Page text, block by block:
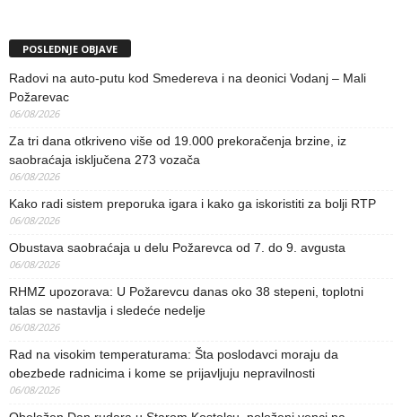
POSLEDNJE OBJAVE
Radovi na auto-putu kod Smedereva i na deonici Vodanj – Mali
Požarevac
06/08/2026
Za tri dana otkriveno više od 19.000 prekoračenja brzine, iz
saobraćaja isključena 273 vozača
06/08/2026
Kako radi sistem preporuka igara i kako ga iskoristiti za bolji RTP
06/08/2026
Obustava saobraćaja u delu Požarevca od 7. do 9. avgusta
06/08/2026
RHMZ upozorava: U Požarevcu danas oko 38 stepeni, toplotni
talas se nastavlja i sledeće nedelje
06/08/2026
Rad na visokim temperaturama: Šta poslodavci moraju da
obezbede radnicima i kome se prijavljuju nepravilnosti
06/08/2026